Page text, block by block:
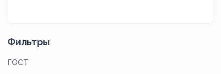
Фильтры
ГОСТ